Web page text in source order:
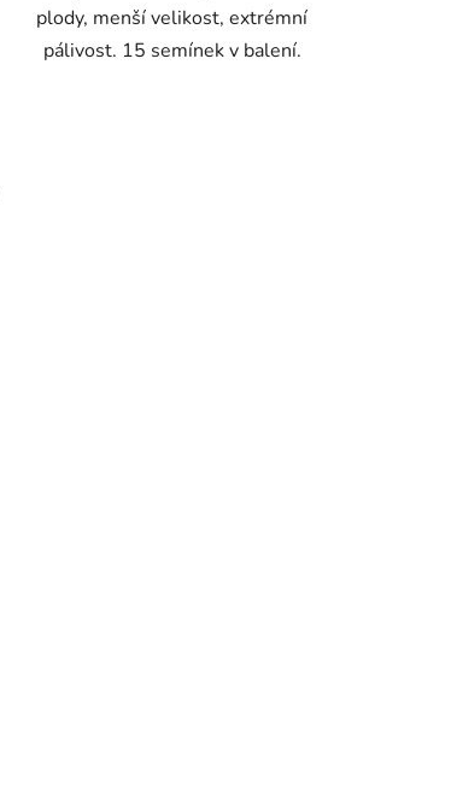
plody, menší velikost, extrémní
pálivost. 15 semínek v balení.